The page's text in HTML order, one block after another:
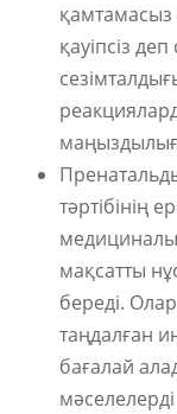
қамтамасыз
қауіпсіз
тәртібінің
мақсатты
береді.
таңдалған
бағалай